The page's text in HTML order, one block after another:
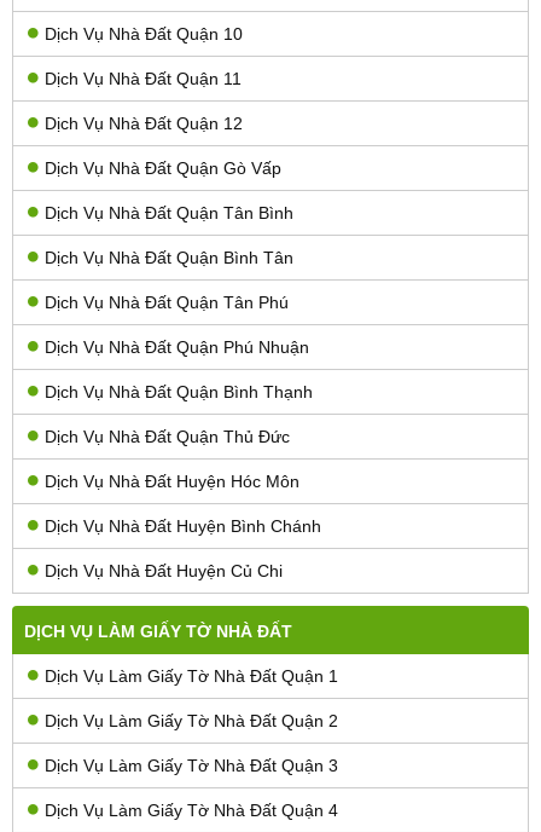
Dịch Vụ Nhà Đất Quận 10
Dịch Vụ Nhà Đất Quận 11
Dịch Vụ Nhà Đất Quận 12
Dịch Vụ Nhà Đất Quận Gò Vấp
Dịch Vụ Nhà Đất Quận Tân Bình
Dịch Vụ Nhà Đất Quận Bình Tân
Dịch Vụ Nhà Đất Quận Tân Phú
Dịch Vụ Nhà Đất Quận Phú Nhuận
Dịch Vụ Nhà Đất Quận Bình Thạnh
Dịch Vụ Nhà Đất Quận Thủ Đức
Dịch Vụ Nhà Đất Huyện Hóc Môn
Dịch Vụ Nhà Đất Huyện Bình Chánh
Dịch Vụ Nhà Đất Huyện Củ Chi
DỊCH VỤ LÀM GIẤY TỜ NHÀ ĐẤT
Dịch Vụ Làm Giấy Tờ Nhà Đất Quận 1
Dịch Vụ Làm Giấy Tờ Nhà Đất Quận 2
Dịch Vụ Làm Giấy Tờ Nhà Đất Quận 3
Dịch Vụ Làm Giấy Tờ Nhà Đất Quận 4